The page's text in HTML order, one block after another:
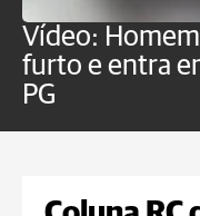
Vídeo:
furto e entra
PG